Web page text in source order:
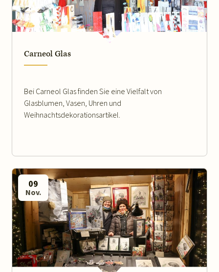
WEITERLESEN
Carneol Glas
Bei Carneol Glas finden Sie eine Vielfalt von
Glasblumen, Vasen, Uhren und
Weihnachtsdekorationsartikel.
WEITERLESEN
09
Nov.